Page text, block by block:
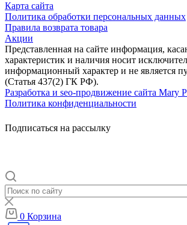
Карта сайта
Политика обработки персональных данных
Правила возврата товара
Акции
Представленная на сайте информация,
характеристик и наличия носит
информационный характер и не является
(Статья 437(2) ГК РФ).
Разработка и seo-продвижение сайта Mary
Политика конфиденциальности
Подписаться на рассылку
0 Корзина